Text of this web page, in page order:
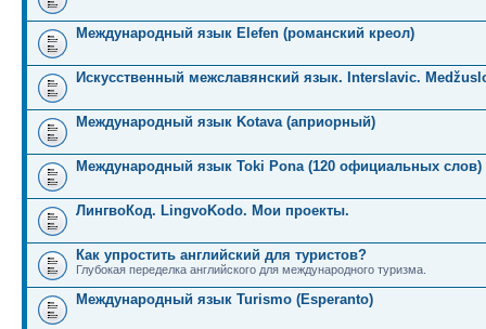
Международный язык Elefen (романский креол)
Искусственный межславянский язык. Interslavic.
Международный язык Kotava (априорный)
Международный язык Toki Pona (120 официальных слов)
ЛингвоКод. LingvoKodo. Мои проекты.
Как упростить английский для туристов?
Глубокая переделка английского для международного туризма.
Международный язык Turismo (Esperanto)